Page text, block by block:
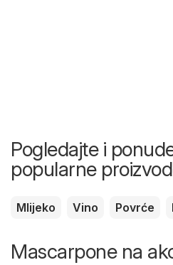
Pogledajte i
popularne
Mlijeko Vino Povrće
Mascarpone na